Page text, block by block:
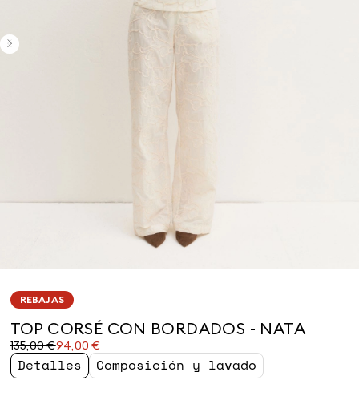
REBAJAS
TOP CORSÉ CON BORDADOS - NATA
135,00 €94,00 €
Precio
original
135,00
Precio
actual
94,00
Detalles Composición y lavado